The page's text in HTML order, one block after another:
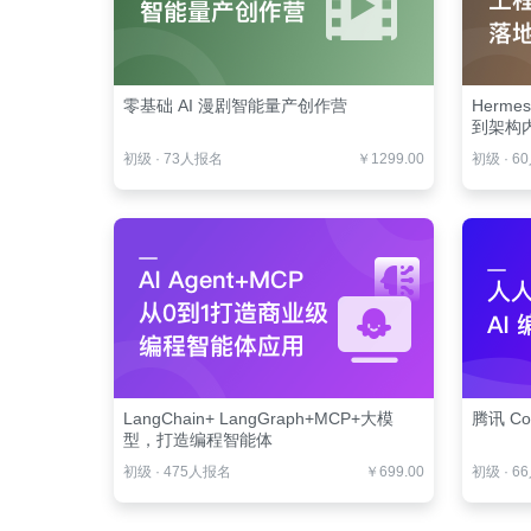
零基础 AI 漫剧智能量产创作营
初级 · 73人报名 ￥1299.00
到架构
初级 · 60
LangChain+ LangGraph+MCP+大模
型，打造编程智能体
初级 · 475人报名 ￥699.00
腾讯
初级 · 66